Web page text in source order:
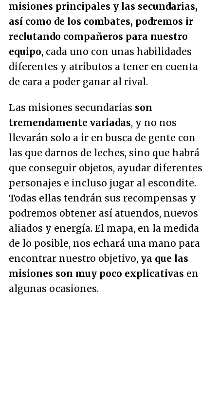
misiones principales y las secundarias,
así como de los combates, podremos ir
reclutando compañeros para nuestro
equipo, cada uno con unas habilidades
diferentes y atributos a tener en cuenta
de cara a poder ganar al rival.
Las misiones secundarias son
tremendamente variadas, y no nos
llevarán solo a ir en busca de gente con
las que darnos de leches, sino que habrá
que conseguir objetos, ayudar diferentes
personajes e incluso jugar al escondite.
Todas ellas tendrán sus recompensas y
podremos obtener así atuendos, nuevos
aliados y energía. El mapa, en la medida
de lo posible, nos echará una mano para
encontrar nuestro objetivo, ya que las
misiones son muy poco explicativas en
algunas ocasiones.